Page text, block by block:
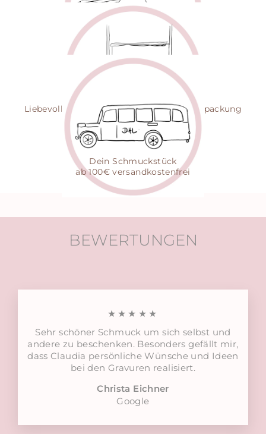
HANDGEZEICHNET
Jede Gravur mit Herz
- einzigartig persönlich
Liebevoll gepackt in zertifizierter Eco-Verpackung
VERSAND
Dein Schmuckstück
ab 100€ versandkostenfrei
BEWERTUNGEN
★★★★★
Sehr schöner Schmuck um sich selbst und
andere zu beschenken. Besonders gefällt mir,
dass Claudia persönliche Wünsche und Ideen
bei den Gravuren realisiert.
Christa Eichner
Google